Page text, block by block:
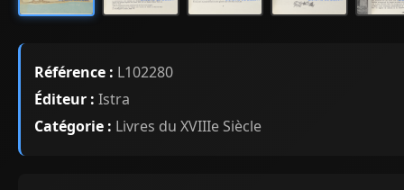
Référence : L102280
Éditeur : Istra
Catégorie : Livres du XVIIIe Siècle